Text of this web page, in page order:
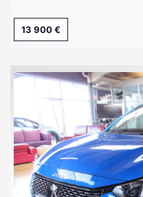
13 900 €